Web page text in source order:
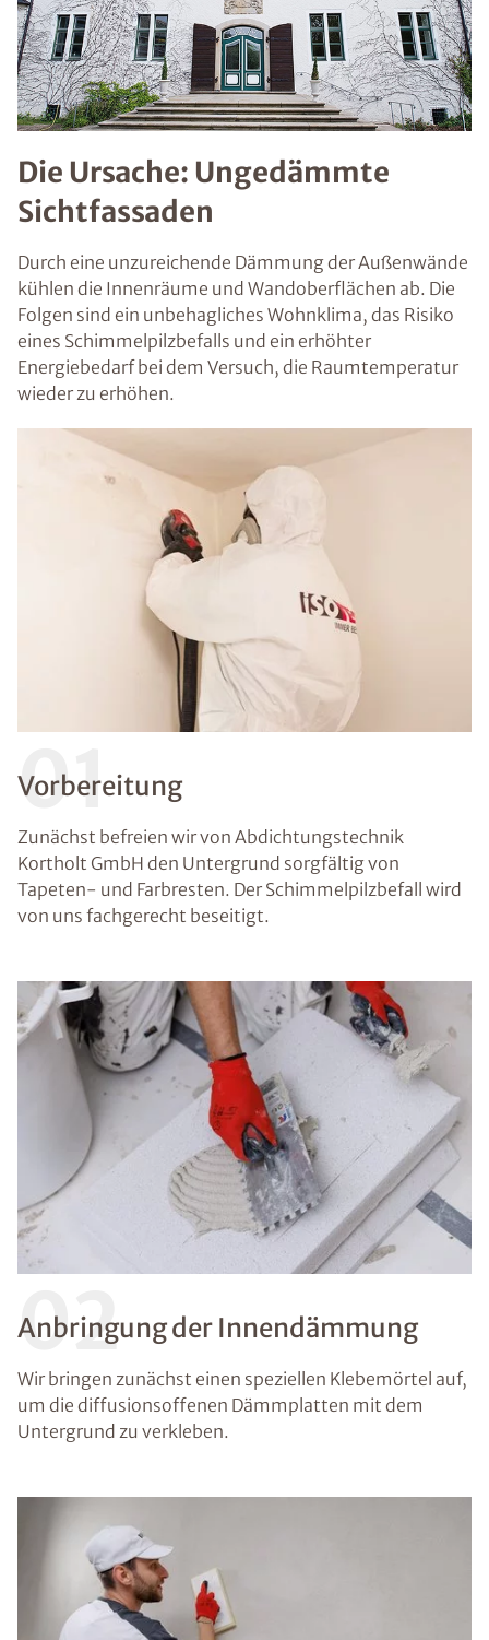
Die Ursache: Ungedämmte
Sichtfassaden
Durch eine unzureichende Dämmung der Außenwände
kühlen die Innenräume und Wandoberflächen ab. Die
Folgen sind ein unbehagliches Wohnklima, das Risiko
eines Schimmelpilzbefalls und ein erhöhter
Energiebedarf bei dem Versuch, die Raumtemperatur
wieder zu erhöhen.
01
Vorbereitung
Zunächst befreien wir von Abdichtungstechnik
Kortholt GmbH den Untergrund sorgfältig von
Tapeten- und Farbresten. Der Schimmelpilzbefall wird
von uns fachgerecht beseitigt.
02
Anbringung der Innendämmung
Wir bringen zunächst einen speziellen Klebemörtel auf,
um die diffusionsoffenen Dämmplatten mit dem
Untergrund zu verkleben.